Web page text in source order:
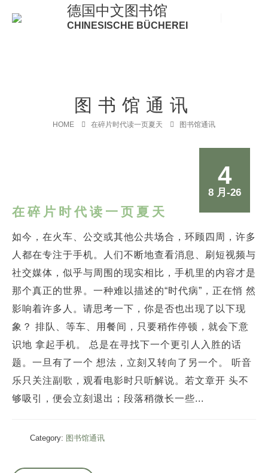
德国中文图书馆
CHINESISCHE BÜCHEREI
图书馆通讯
HOME 在碎片时代读一页夏天 图书馆通讯
4
8 月-26
在碎片时代读一页夏天
如今，在火车、公交或其他公共场合，环顾四周，许多
人都在专注于手机。人们不断地查看消息、刷短视频与
社交媒体，似乎与周围的现实相比，手机里的内容才是
那个真正的世界。一种难以描述的“时代病”，正在悄 然
影响着许多人。请思考一下，你是否也出现了以下现
象？ 排队、等车、用餐间，只要稍作停顿，就会下意
识地 拿起手机。 总是在寻找下一个更引人入胜的话
题。一旦有了一个 想法，立刻又转向了另一个。 听音
乐只关注副歌，观看电影时只听解说。若文章开 头不
够吸引，便会立刻退出；段落稍微长一些...
Category: 图书馆通讯